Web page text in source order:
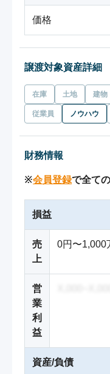
価格
譲渡対象資産詳細
在庫 土地 建物
従業員 ノウハウ
財務情報
※会員登録で全て
損益
売
上
0円〜1,000
営
業
利
益
資産/負債